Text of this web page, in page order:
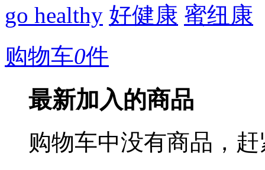
go healthy 好健康 蜜纽康
购物车0件
最新加入的商品
购物车中没有商品，